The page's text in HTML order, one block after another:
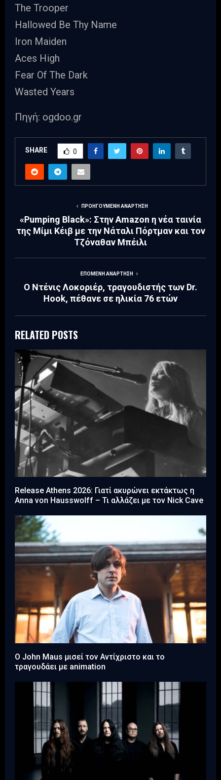
The Trooper
Hallowed Be Thy Name
Iron Maiden
Aces High
Fear Of The Dark
Wasted Years
Πηγή: ogdoo.gr
SHARE 0
ΠΡΟΗΓΟΎΜΕΝΗ ΑΝΆΡΤΗΣΗ
«Pumping Black»: Στην Amazon η νέα ταινία
της Μίμι Κέιβ με την Νάταλι Πόρτμαν και τον
Τζόναθαν Μπέιλι
ΕΠΌΜΕΝΗ ΑΝΆΡΤΗΣΗ
Ο Ντένις Λοκοριέρ, τραγουδιστής των Dr.
Hook, πέθανε σε ηλικία 76 ετών
RELATED POSTS
Release Athens 2026: Γιατί ακυρώνει εκτάκτως η
Anna von Hausswolff – Τι αλλάζει με τον Nick Cave
Ο John Maus μισεί τον Αντίχριστο και το
τραγουδάει με animation